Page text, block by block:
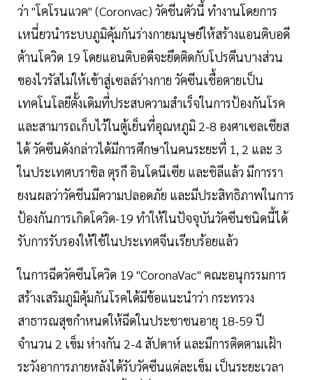
ว่า "โคโรนแวค" (Coronvac) วัคชีนตัวนี้ ทำงานโดยการ
เหนี่ยวนำระบบภูมิคุ้มกันร่างกายมนุษย์ให้สร้างแอนติบอดี
ต้านโควิด 19 โดยแอนติบอดีจะยึดติดกับโปรตีนบางส่วน
ของไวรัสไม่ให้เข้าสู่เซลล์ร่างกาย วัคซีนเชื้อตายเป็น
เทคโนโลยีตั้งเดิมที่ประสบความสำเร็จในการป้องกันโรค
และสามารถเก็บไว้ในตู้เย็นที่อุณหภูมิ 2-8 องศาเซลเชียส
ได้ วัคซีนดังกล่าวได้มีการศึกษาในคนระยะที่ 1, 2 และ 3
ในประเทศบราชิล ตุรกี อินโดนีเซีย และชิลีแล้ว มีการรา
ยงนผลว่าวัคชีนมีความปลอดภัย และมีประสิทธิภาพในการ
ป้องกันการเกิดโควิด-19 ทำให้ในปัจจุบันวัคซีนชนิดนี้ได้
รับการรับรองให้ใช้ในประเทศจีนเรียบร้อยแล้ว
ในการฉีดวัคซีนโควิด 19 "CoronaVac" คณะอนุกรรมการ
สร้างเสริมภูมิคุ้มกันโรคได้มีข้อแนะนำว่า กระทรวง
สาธารณสุขกำหนดให้ฉีดในประชาชนอายุ 18-59 ปี
จำนวน 2 เข็ม ห่างกัน 2-4 สัปดาห์ และมีการติดตามเฝ้า
ระวังอาการภายหลังได้รับวัคซีนแต่ละเข็ม เป็นระยะเวลา